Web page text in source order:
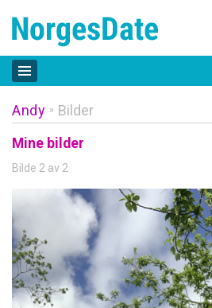
Andy » Bilder
Mine bilder
Bilde 2 av 2